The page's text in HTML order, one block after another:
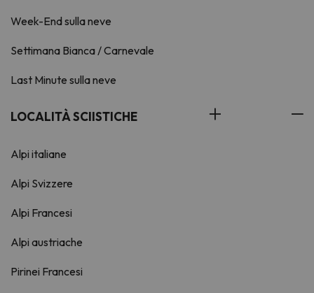
Week-End sulla neve
Settimana Bianca / Carnevale
Last Minute sulla neve
LOCALITÀ SCIISTICHE
Alpi italiane
Alpi Svizzere
Alpi Francesi
Alpi austriache
Pirinei Francesi